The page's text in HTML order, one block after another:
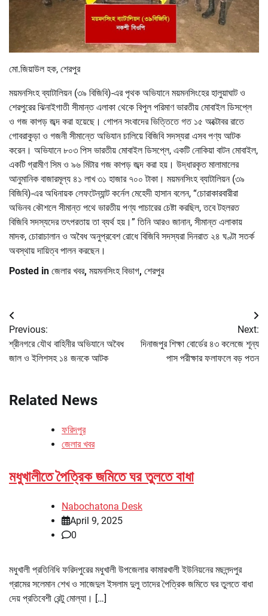
মো.জিয়াউল হক, শেরপুর
ময়মনসিংহ ব্যাটালিয়ন (৩৯ বিজিবি)-এর পৃথক অভিযানে ময়মনসিংহের হালুয়াঘাট ও
শেরপুরের ঝিনাইগাতী সীমান্ত এলাকা থেকে বিপুল পরিমাণ ভারতীয় মোবাইল ডিসপ্লে
ও গজ কাপড় জব্দ করা হয়েছে। গোপন সংবাদের ভিত্তিতে গত ১৫ অক্টোবর রাতে
গোবরাকুড়া ও গজনী সীমান্তে অভিযান চালিয়ে বিজিবি সদস্যরা এসব পণ্য আটক
করেন। অভিযানে ৮০৩ পিস ভারতীয় মোবাইল ডিসপ্লে, একটি নোকিয়া বাটন মোবাইল,
একটি গ্রামীণ সিম ও ৯৬ মিটার গজ কাপড় জব্দ করা হয়। উদ্ধারকৃত মালামালের
আনুমানিক বাজারমূল্য ৪১ লাখ ৩১ হাজার ৭০০ টাকা। ময়মনসিংহ ব্যাটালিয়ন (৩৯
বিজিবি)-এর অধিনায়ক লেফটেন্যান্ট কর্নেল মেহেদী হাসান বলেন, “চোরাকারবারীরা
অভিনব কৌশলে সীমান্ত পথে ভারতীয় পণ্য পাচারের চেষ্টা করছিল, তবে টহলরত
বিজিবি সদস্যদের তৎপরতায় তা ব্যর্থ হয়।” তিনি আরও জানান, সীমান্ত এলাকায়
মাদক, চোরাচালান ও অবৈধ অনুপ্রবেশ রোধে বিজিবি সদস্যরা দিনরাত ২৪ ঘণ্টা সতর্ক
অবস্থায় দায়িত্ব পালন করছেন।
Posted in জেলার খবর, ময়মনসিংহ বিভাগ, শেরপুর
Post
navigation
Previous:
শ্রীনগরে যৌথ বাহিনীর অভিযানে অবৈধ
জাল ও ইলিশসহ ১৪ জনকে আটক
Next:
দিনাজপুর শিক্ষা বোর্ডের ৪৩ কলেজে শূন্য
পাস পরীক্ষার ফলাফলে বড় পতন
Related News
ফরিদপুর
জেলার খবর
মধুখালীতে পৈত্রিক জমিতে ঘর তুলতে বাধা
Nabochatona Desk
April 9, 2025
0
মধুখালী প্রতিনিধি ফরিদপুরের মধুখালী উপজেলার কামারখালী ইউনিয়নের মছলন্দপুর
গ্রামের সলেমান শেখ ও সাজেদুল ইসলাম দুলু তাদের পৈত্রিক জমিতে ঘর তুলতে বাধা
দেয় প্রতিবেশী রেন্টু মোল্যা। […]